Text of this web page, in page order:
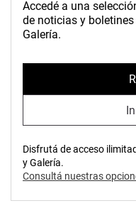
Accedé a una
de noticias y
Galería.
Disfrutá de acceso
y Galería.
Consultá nuestras